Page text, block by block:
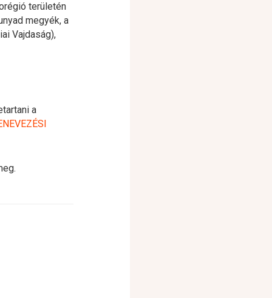
területén
megyék, a
Vajdaság),
a